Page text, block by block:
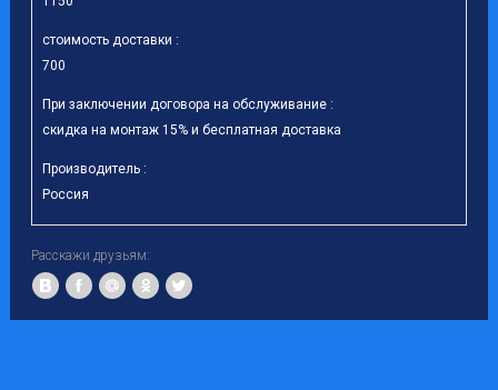
стоимость доставки :
700
При заключении договора на обслуживание :
скидка на монтаж 15% и бесплатная доставка
Производитель :
Россия
Расскажи друзьям: